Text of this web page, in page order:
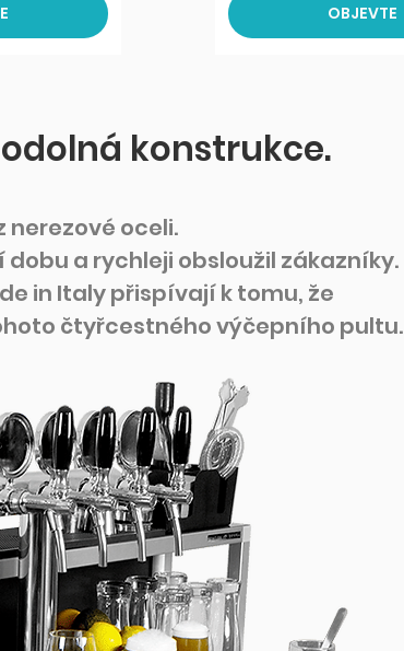
OBJEVTE
konstrukce.
nerezové oceli.
a rychleji obsloužil zákazníky.
in Italy přispívají k tomu, že
čtyřcestného výčepního pultu.